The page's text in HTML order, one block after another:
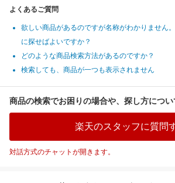
よくあるご質問
欲しい商品があるのですが名称がわかりません
に探せばよいですか？
どのような商品検索方法があるのですか？
検索しても、商品が一つも表示されません
商品の検索でお困りの場合や、探し方につい
楽天のスタッフに質問
対話方式のチャットが開きます。